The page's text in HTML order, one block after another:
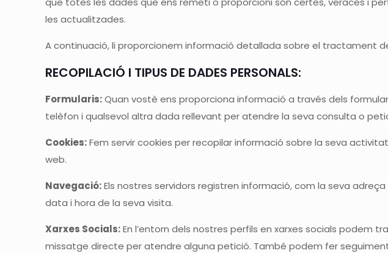
les actualitzades.
A continuació, li proporcionem informació detallada sobre el tractament
RECOPILACIÓ I TIPUS DE DADES PERSONALS:
Formularis:Quan vostè ens proporciona informació a través dels
telèfon i qualsevol altra dada rellevant per atendre la seva consulta o
Cookies:Fem servir cookies per recopilar informació sobre la seva
web.
Navegació:Els nostres servidors registren informació, com la seva
data i hora de la seva visita.
Xarxes Socials:En l’entorn dels nostres perfils en xarxes socials
missatge directe per atendre alguna petició. També podem fer